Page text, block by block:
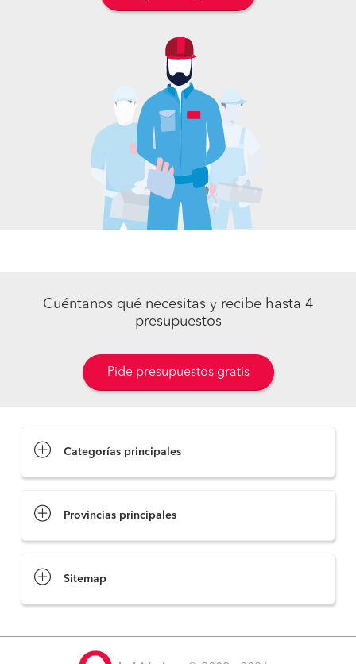
Cuéntanos qué necesitas y recibe hasta 4
presupuestos
Pide presupuestos gratis
Categorías principales
Provincias principales
Sitemap